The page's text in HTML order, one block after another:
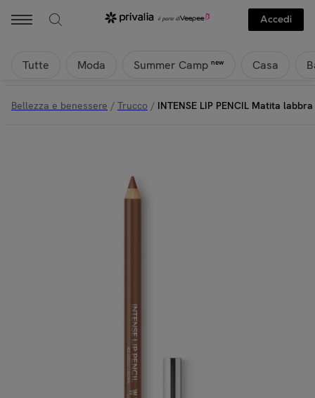
Accedi
Tutte Moda Summer Camp new Casa
Bellezza e benessere / Trucco / INTENSE LIP PENCIL Matita